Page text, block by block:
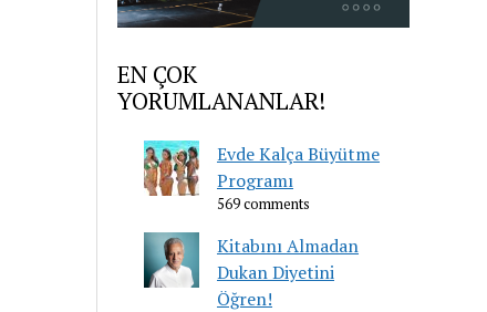
EN ÇOK
YORUMLANANLAR!
Evde Kalça Büyütme
Programı
569 comments
Kitabını Almadan
Dukan Diyetini
Öğren!